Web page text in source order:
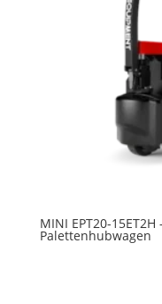
MINI EPT20-
Palettenhubwagen